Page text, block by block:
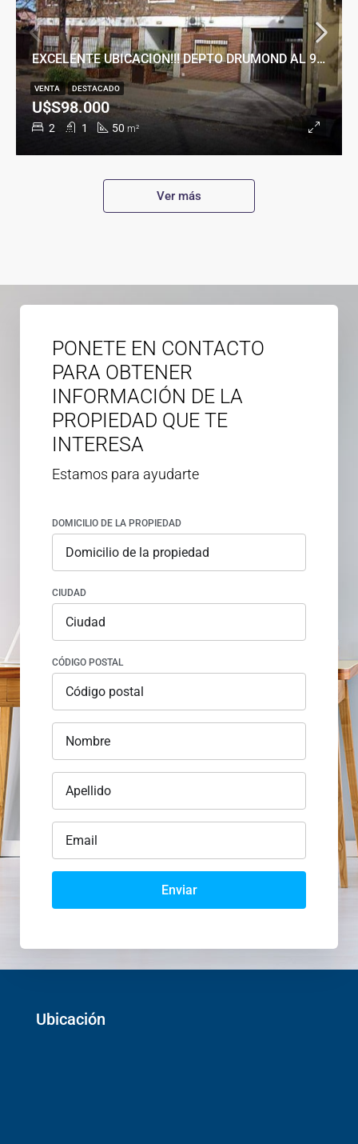
EXCELENTE UBICACION!!! DEPTO DRUMOND AL 900
2 1 50 m²
U$S98.000
VENTA DESTACADO
Ver más
PONETE EN CONTACTO
PARA OBTENER
INFORMACIÓN DE LA
PROPIEDAD QUE TE
INTERESA
Estamos para ayudarte
DOMICILIO DE LA PROPIEDAD
CIUDAD
CÓDIGO POSTAL
Enviar
Ubicación